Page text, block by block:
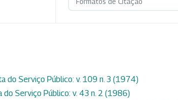
do Serviço Público: v. 109 n. 3 (1974)
do Serviço Público: v. 43 n. 2 (1986)